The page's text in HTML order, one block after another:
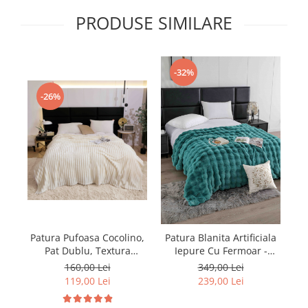
PRODUSE SIMILARE
-26%
Patura Pufoasa Cocolino,
Pat Dublu, Textura
Reiata, Crem
160,00 Lei
119,00 Lei
-32%
Patura Blanita Artificiala
Iepure Cu Fermoar -
Turcoaz
349,00 Lei
239,00 Lei